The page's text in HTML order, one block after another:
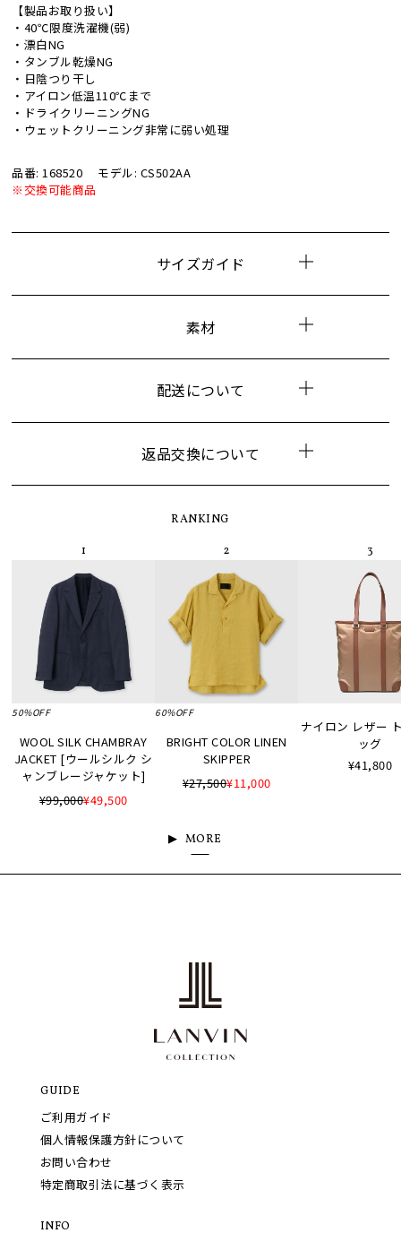
【製品お取り扱い】
・40℃限度洗濯機(弱)
・漂白NG
・タンブル乾燥NG
・日陰つり干し
・アイロン低温110℃まで
・ドライクリーニングNG
・ウェットクリーニング非常に弱い処理
品番: 168520
モデル: CS502AA
※交換可能商品
サイズガイド
素材
配送について
返品交換について
RANKING
50%OFF
WOOL SILK CHAMBRAY
JACKET [ウールシルク シ
ャンブレージャケット]
¥99,000¥49,500
60%OFF
BRIGHT COLOR LINEN
SKIPPER
¥27,500¥11,000
ナイロン レザー
ッグ
¥41,800
MORE
GUIDE
ご利用ガイド
個人情報保護方針について
お問い合わせ
特定商取引法に基づく表示
INFO